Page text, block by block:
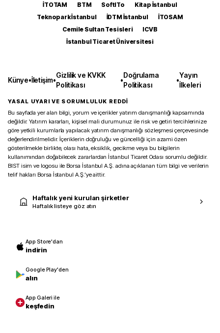
İTOTAM BTM SoftITo
Kitap İstanbul
Teknopark İstanbul
İDTM İstanbul
İTOSAM
Cemile Sultan Tesisleri
ICVB
İstanbul Ticaret Üniversitesi
Künye•İletişim•
Gizlilik ve KVKK
Politikası
•
Doğrulama
Politikası
•
Yayın
İlkeleri
YASAL UYARI VE SORUMLULUK REDDİ
Bu sayfada yer alan bilgi, yorum ve içerikler yatırım danışmanlığı kapsamında
değildir. Yatırım kararları, kişisel mali durumunuz ile risk ve getiri tercihlerinize
göre yetkili kurumlarla yapılacak yatırım danışmanlığı sözleşmesi çerçevesinde
değerlendirilmelidir. İçeriklerin doğruluğu ve güncelliği için azami özen
gösterilmekle birlikte, olası hata, eksiklik, gecikme veya bu bilgilerin
kullanımından doğabilecek zararlardan İstanbul Ticaret Odası sorumlu değildir.
BIST isim ve logosu ile Borsa İstanbul A.Ş. adına açıklanan tüm bilgi ve verilerin
telif hakları Borsa İstanbul A.Ş.’ye aittir.
Haftalık yeni kurulan şirketler
Haftalık listeye göz atın
App Store'dan
indirin
Google Play'den
alın
App Galeri ile
keşfedin